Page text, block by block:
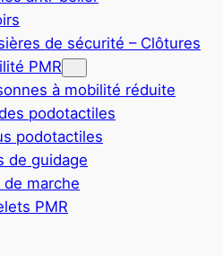
de sécurité – Clôtures
PMR
à mobilité réduite
podotactiles
podotactiles
de guidage
de marche
PMR